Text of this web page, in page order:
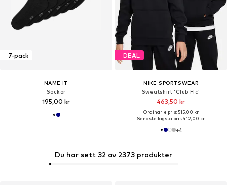
7-pack
NAME IT
Sockor
195,00 kr
DEAL
NIKE SPORTSWEAR
Sweatshirt 'Club Flc'
463,50 kr
Ordinarie pris: 515,00 kr
Senaste lägsta pris:412,00 kr
+4
Du har sett 32 av 2373 produkter